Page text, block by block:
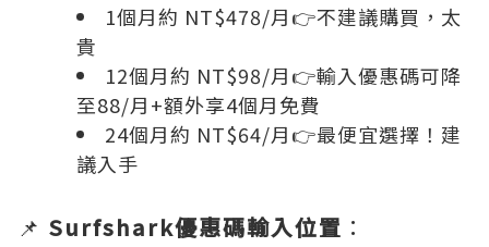
1個月約 NT$478/月👉不建議購買，太
貴
12個月約 NT$98/月👉輸入優惠碼可降
至88/月+額外享4個月免費
24個月約 NT$64/月👉最便宜選擇！建
議入手
📌 Surfshark優惠碼輸入位置 ：